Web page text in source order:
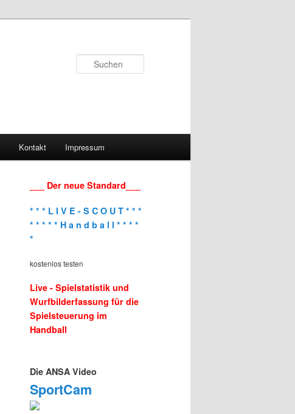
Kontakt Impressum
___ Der neue Standard___
* * * L I V E - S C O U T * * *
* * * * * H a n d b a l l * * * *
*
kostenlos testen
Live - Spielstatistik und
Wurfbilderfassung für die
Spielsteuerung im
Handball
Die ANSA Video
SportCam